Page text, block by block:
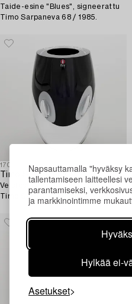
Napsauttamalla "hyväksy
tallentamiseen laitteellesi
parantamiseksi,
ja markkinointimme
Hylkää ei-
Asetukset
Taide-esine "Blues", signeerattu
Timo Sarpaneva 68 / 1985.
1707270
Timo Sarpaneva
Veistos "Claritas", signeerattu
Timo Sarpaneva Iittala 2002.